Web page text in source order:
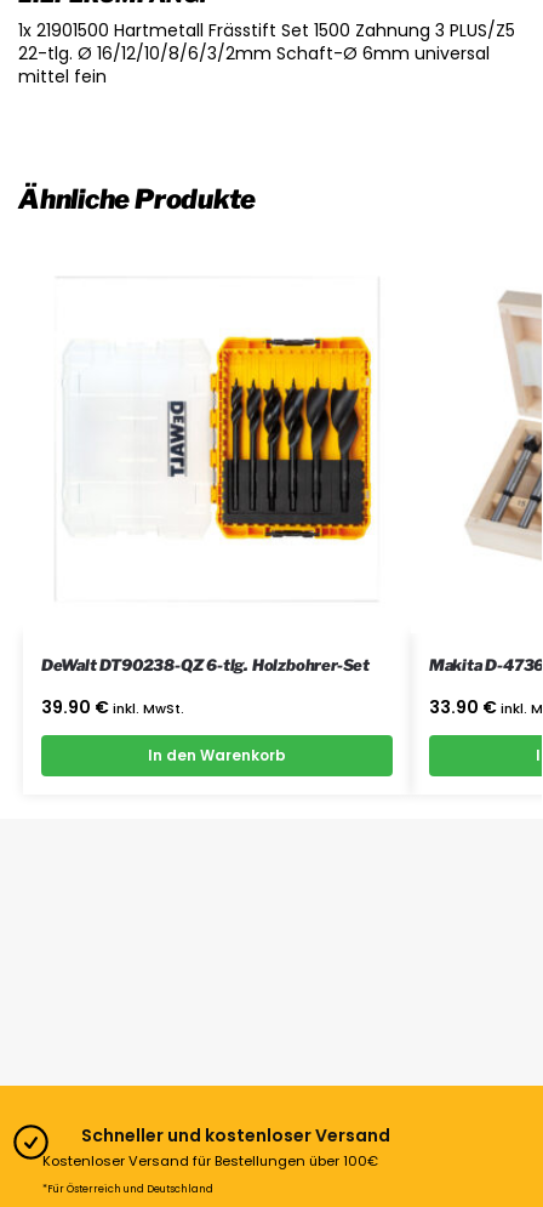
1x 21901500 Hartmetall Frässtift Set 1500 Zahnung 3 PLUS/Z5
22-tlg. Ø 16/12/10/8/6/3/2mm Schaft-Ø 6mm universal
mittel fein
Ähnliche Produkte
DeWalt DT90238-QZ 6-tlg. Holzbohrer-Set
39.90 € inkl. MwSt.
In den Warenkorb
Makita D-
33.90 € inkl.
Schneller und kostenloser Versand
Kostenloser Versand für Bestellungen über 100€
*Für Österreich und Deutschland